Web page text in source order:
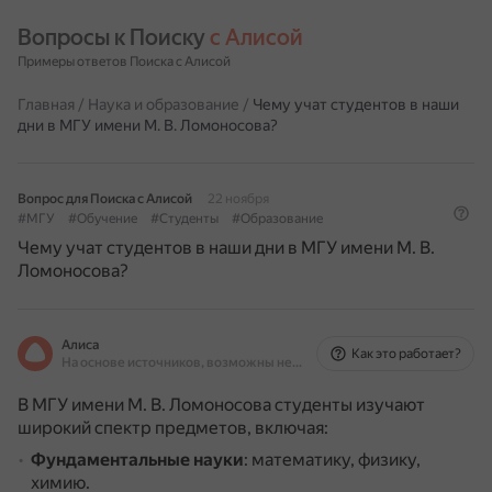
Вопросы к Поиску с Алисой
Примеры ответов Поиска с Алисой
Главная / Наука и образование / Чему учат студентов в наши
дни в МГУ имени М. В. Ломоносова?
Вопрос для Поиска с Алисой
22 ноября
#МГУ
#Обучение #Студенты #Образование
Чему учат студентов в наши дни в МГУ имени М. В.
Ломоносова?
Алиса
На основе источников, возможны неточности
Как это работает?
В МГУ имени М. В. Ломоносова студенты изучают
широкий спектр предметов, включая:
Фундаментальные науки: математику, физику,
химию.